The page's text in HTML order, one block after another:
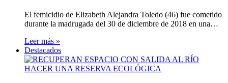
El femicidio de Elizabeth Alejandra Toledo (46) fue cometido
durante la madrugada del 30 de diciembre de 2018 en una…
Leer más »
Destacados